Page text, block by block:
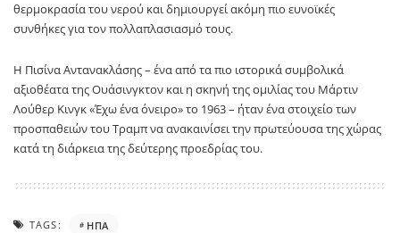
θερμοκρασία του νερού και δημιουργεί ακόμη πιο ευνοϊκές
συνθήκες για τον πολλαπλασιασμό τους.
Η Πισίνα Αντανακλάσης – ένα από τα πιο ιστορικά συμβολικά
αξιοθέατα της Ουάσινγκτον και η σκηνή της ομιλίας του Μάρτιν
Λούθερ Κινγκ «Έχω ένα όνειρο» το 1963 – ήταν ένα στοιχείο των
προσπαθειών του Τραμπ να ανακαινίσει την πρωτεύουσα της χώρας
κατά τη διάρκεια της δεύτερης προεδρίας του.
TAGS: ΗΠΑ